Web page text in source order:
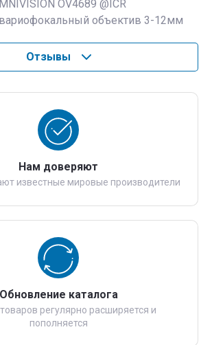
OV4689 @ICR
объектив 3-12мм
Отзывы
Нам доверяют
известные мировые производители
Обновление каталога
регулярно расширяется и
пополняется